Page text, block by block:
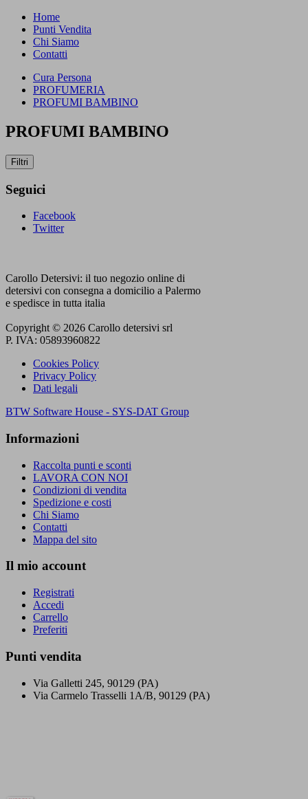
Home
Punti Vendita
Chi Siamo
Contatti
Cura Persona
PROFUMERIA
PROFUMI BAMBINO
PROFUMI BAMBINO
Filtri
Seguici
Facebook
Twitter
Carollo Detersivi: il tuo negozio online di
detersivi con consegna a domicilio a Palermo
e spedisce in tutta italia
Copyright © 2026 Carollo detersivi srl
P. IVA: 05893960822
Cookies Policy
Privacy Policy
Dati legali
BTW Software House - SYS-DAT Group
Informazioni
Raccolta punti e sconti
LAVORA CON NOI
Condizioni di vendita
Spedizione e costi
Chi Siamo
Contatti
Mappa del sito
Il mio account
Registrati
Accedi
Carrello
Preferiti
Punti vendita
Via Galletti 245, 90129 (PA)
Via Carmelo Trasselli 1A/B, 90129 (PA)